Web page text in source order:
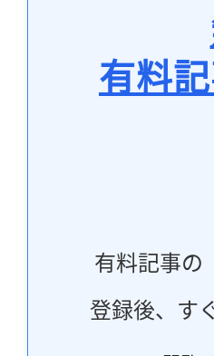
有料
有料記事の
登録後、す